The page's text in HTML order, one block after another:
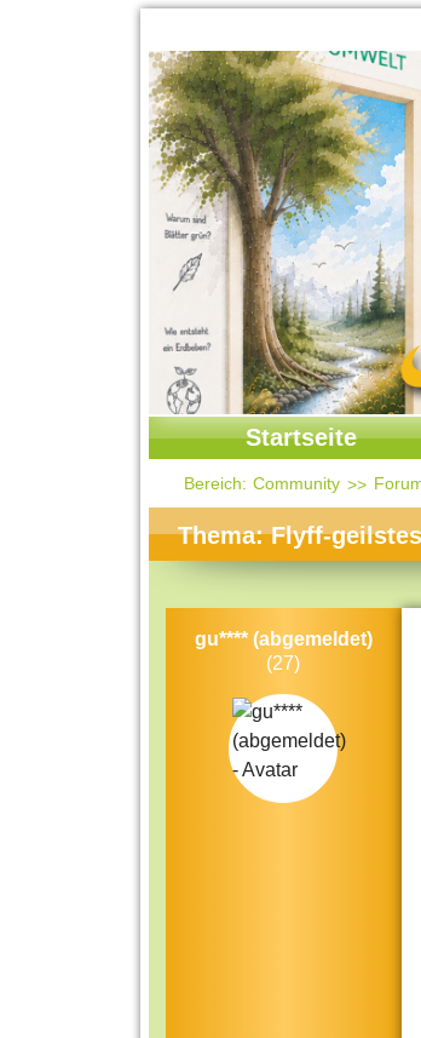
Startseite
Startseite
Kontakt
Themen-Specials
Häufig gesucht
Beliebte Artikel
Bereich: Community
Thema: Flyff-
gu**** (abgemeldet)
(27)